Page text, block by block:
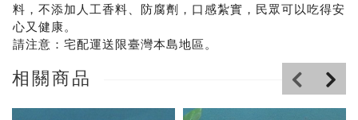
料，不添加人工香料、防腐劑，口感紮實，民眾可以吃得安
心又健康。
請注意：宅配運送限臺灣本島地區。
相關商品